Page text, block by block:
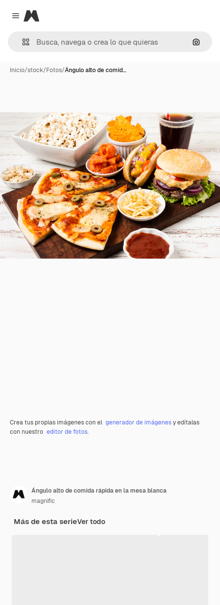
Close menu
Magnific
Inicio/stock/Fotos/Ángulo alto de comid…
Crea tus propias imágenes con el generador de imágenesy edítalas
con nuestro editor de fotos.
Ángulo alto de comida rápida en la mesa blanca
magnific
Más de esta serieVer todo